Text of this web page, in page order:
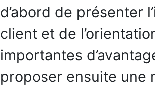
d’abord de présenter
client et de
importantes
proposer ensuite une